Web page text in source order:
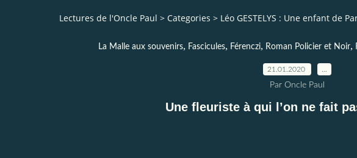
Lectures de l'Oncle Paul > Categories > Léo GESTELYS : Une enfant de
La Malle aux souvenirs, Fascicules, Férenczi, Roman Policier et Noir,
21.01.2020
Par Oncle Paul
Une fleuriste à qui l’on ne fait